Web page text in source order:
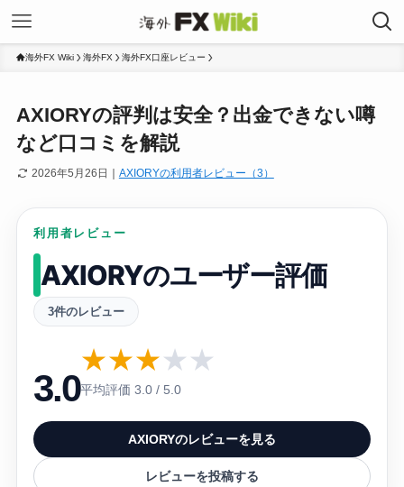
海外FX Wiki 海外FX 海外FX口座レビュー
AXIORYの評判は安全？出金できない噂
など口コミを解説
2026年5月26日 AXIORYの利用者レビュー（3）
利用者レビュー
AXIORYのユーザー評価
3件のレビュー
3.0
★★★★★
平均評価 3.0 / 5.0
AXIORYのレビューを見る
レビューを投稿する